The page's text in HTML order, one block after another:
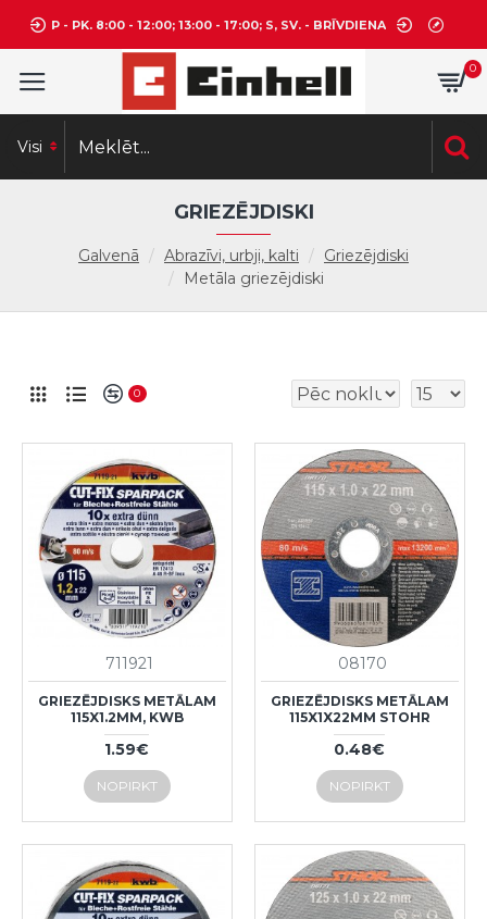
P - PK. 8:00 - 12:00; 13:00 - 17:00; S, SV. - BRĪVDIENA
0
Visi
Galvenā Abrazīvi, urbji, kalti
Griezējdiski
Metāla griezējdiski
GRIEZĒJDISKI
0
711921
GRIEZĒJDISKS METĀLAM
115X1.2MM, KWB
1.59€
NOPIRKT
08170
GRIEZĒJDISKS METĀLAM
115X1X22MM STOHR
0.48€
NOPIRKT